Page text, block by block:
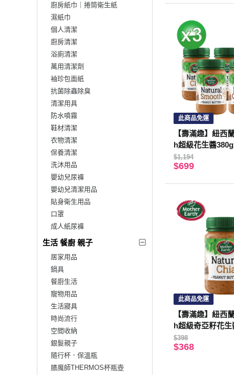
廚房紙巾｜捲筒衛生紙
濕紙巾
個人清潔
廚房清潔
浴廁清潔
萬用清潔劑
袖珍包面紙
抗菌除蟲除臭
清潔用具
防水噴霧
鞋材清潔
衣物清潔
保養清潔
洗沐用品
嬰幼兒尿褲
嬰幼兒清潔用品
貼身衛生用品
口罩
成人紙尿褲
生活 餐廚 親子
居家用品
鍋具
餐廚生活
寵物用品
生活寢具
時尚流行
空間收納
銀髮親子
隨行杯．保溫瓶
膳魔師THERMOS杯瓶壺
此商品免運
【壽滿趣】紐西
h超級花生醬
亞籽1)
$1,194
$699
此商品免運
【壽滿趣】紐西
h超級奇亞籽花生
$398
$368